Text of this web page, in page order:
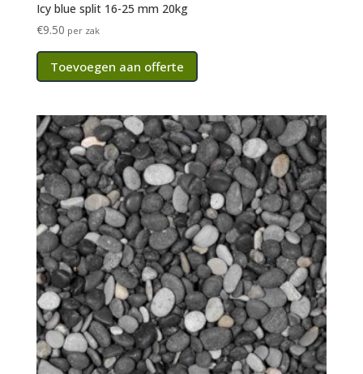
Icy blue split 16-25 mm 20kg
€9.50 per zak
Toevoegen aan offerte